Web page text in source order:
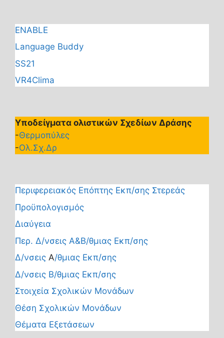
ENABLE
Language Buddy
SS21
VR4Clima
Υποδείγματα ολιστικών Σχεδίων Δράσης
-Θερμοπύλες
-Ολ.Σχ.Δρ
Περιφερειακός Επόπτης Εκπ/σης Στερεάς
Προϋπολογισμός
Διαύγεια
Περ. Δ/νσεις Α&Β/θμιας Εκπ/σης
Δ/νσεις Α/θμιας Εκπ/σης
Δ/νσεις Β/θμιας Εκπ/σης
Στοιχεία Σχολικών Μονάδων
Θέση Σχολικών Μονάδων
Θέματα Εξετάσεων